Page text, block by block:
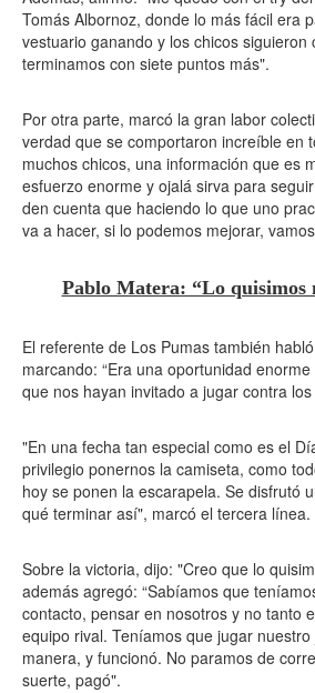
Tomás Albornoz, donde lo más fácil era
vestuario ganando y los chicos siguieron
terminamos con siete puntos más".
Por otra parte, marcó la gran labor
verdad que se comportaron increíble en
muchos chicos, una información que es
esfuerzo enorme y ojalá sirva para
den cuenta que haciendo lo que uno
va a hacer, si lo podemos mejorar,
Pablo Matera: “Lo quisimos
El referente de Los Pumas también
marcando: “Era una oportunidad
que nos hayan invitado a jugar contra los
"En una fecha tan especial como es el
privilegio ponernos la camiseta, como
hoy se ponen la escarapela. Se disfrutó
qué terminar así", marcó el tercera línea.
Sobre la victoria, dijo: "Creo que lo
además agregó: “Sabíamos que
contacto, pensar en nosotros y no tanto
equipo rival. Teníamos que jugar
manera, y funcionó. No paramos de
suerte, pagó".